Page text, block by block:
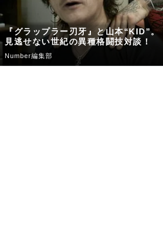
『グラップラー刃牙』と山本“KID”。
見逃せない世紀の異種格闘技対談！
Number編集部